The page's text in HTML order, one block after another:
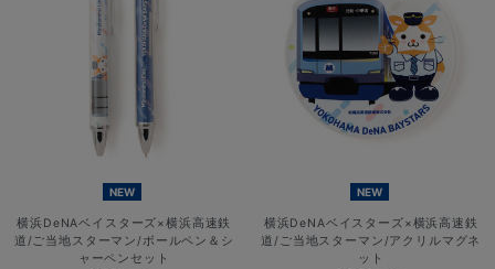
NEW
横浜DeNAベイスターズ×横浜高速鉄
道/ご当地スターマン/ボールペン＆シ
ャーペンセット
NEW
横浜DeNAベイスターズ×横浜高速鉄
道/ご当地スターマン/アクリルマグネ
ット